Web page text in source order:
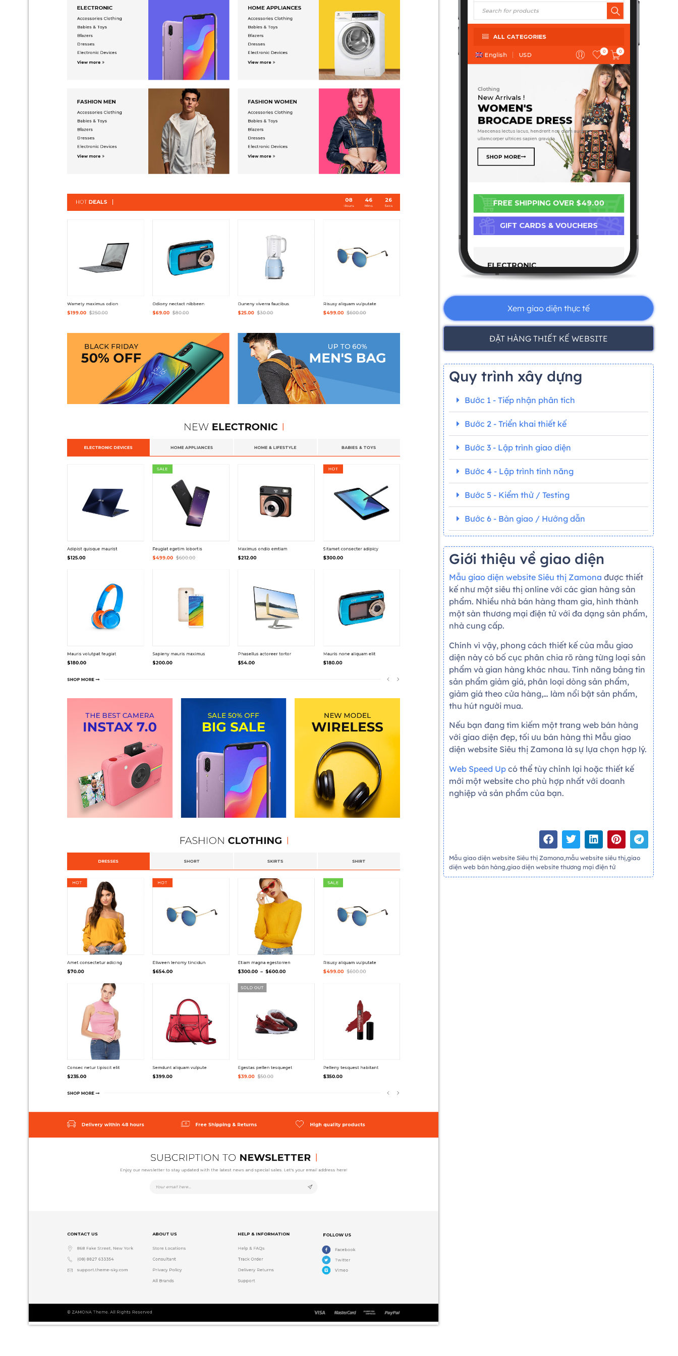
Xem giao diện thực tế
ĐẶT HÀNG THIẾT KẾ WEBSITE
Quy trình xây dựng
Bước 1 - Tiếp nhận phân tích
Bước 2 - Triển khai thiết kế
Bước 3 - Lập trình giao diện
Bước 4 - Lập trình tính năng
Bước 5 - Kiểm thử / Testing
Bước 6 - Bàn giao / Hướng dẫn
Giới thiệu về giao diện
Mẫu giao diện website Siêu thị Zamonađược thiết
kế như một siêu thị online với các gian hàng sản
phẩm. Nhiều nhà bán hàng tham gia, hình thành
một sàn thương mại điện tử với đa dạng sản phẩm,
nhà cung cấp.
Chính vì vậy, phong cách thiết kế của mẫu giao
diện này có bố cục phân chia rõ ràng từng loại sản
phẩm và gian hàng khác nhau. Tính năng bảng tin
sản phẩm giảm giá, phân loại dòng sản phẩm,
giảm giá theo cửa hàng,… làm nổi bật sản phẩm,
thu hút người mua.
Nếu bạn đang tìm kiếm một trang web bán hàng
với giao diện đẹp, tối ưu bán hàng thì Mẫu giao
diện website Siêu thị Zamona là sự lựa chọn hợp lý.
Web Speed Up có thể tùy chỉnh lại hoặc thiết kế
mới một website cho phù hợp nhất với doanh
nghiệp và sản phẩm của bạn.
Mẫu giao diện website Siêu thị Zamona,mẫu website siêu thị,giao
diện web bán hàng,giao diện website thương mại điện tử